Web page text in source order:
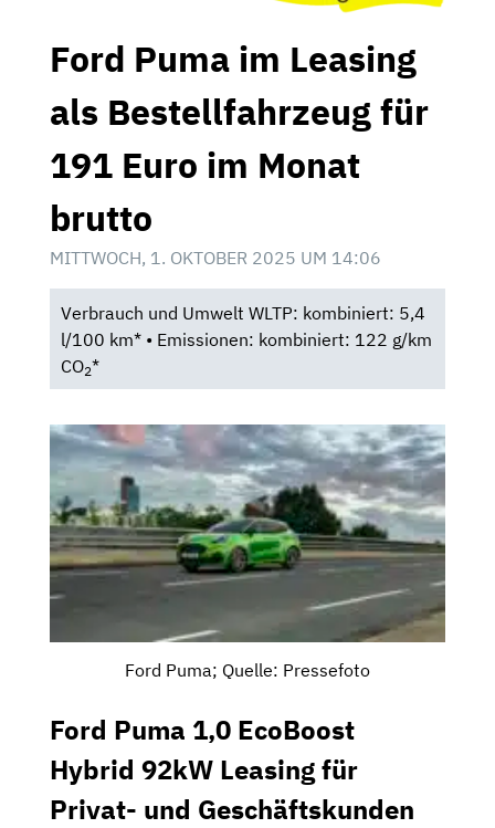
Ford Puma im Leasing
als Bestellfahrzeug für
191 Euro im Monat
brutto
MITTWOCH, 1. OKTOBER 2025 UM 14:06
Verbrauch und Umwelt WLTP: kombiniert: 5,4
l/100 km* • Emissionen: kombiniert: 122 g/km
CO2*
Ford Puma; Quelle: Pressefoto
Ford Puma 1,0 EcoBoost
Hybrid 92kW Leasing für
Privat- und Geschäftskunden